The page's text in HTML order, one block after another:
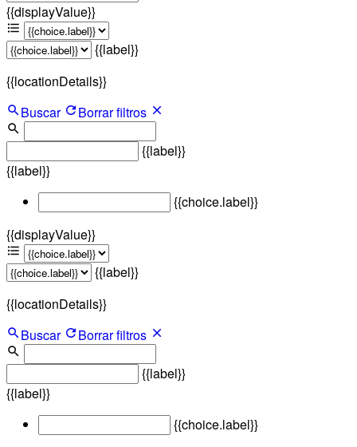
{{displayValue}}
{{label}}
{{locationDetails}}
Buscar
Borrar filtros
{{label}}
{{label}}
{{choice.label}}
{{displayValue}}
{{label}}
{{locationDetails}}
Buscar
Borrar filtros
{{label}}
{{label}}
{{choice.label}}